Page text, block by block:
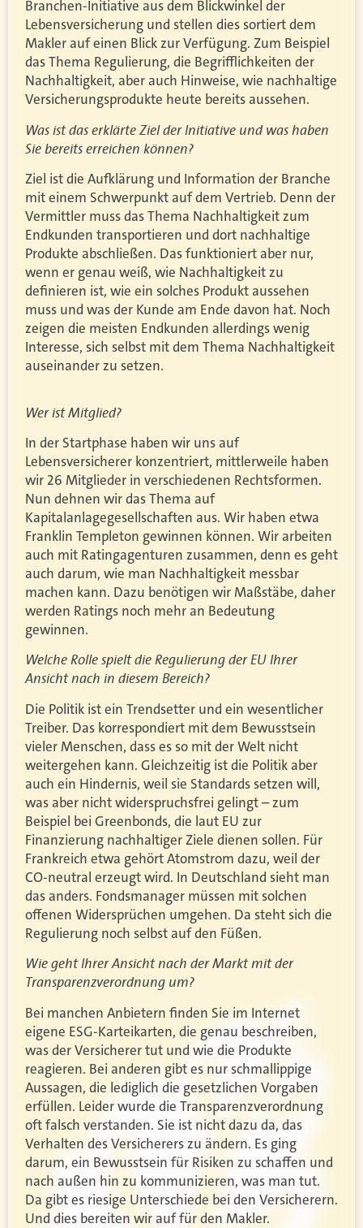
Branchen-Initiative aus dem Blickwinkel der
Lebensversicherung und stellen dies sortiert dem
Makler auf einen Blick zur Verfügung. Zum Beispiel
das Thema Regulierung, die Begrifflichkeiten der
Nachhaltigkeit, aber auch Hinweise, wie nachhaltige
Versicherungsprodukte heute bereits aussehen.
Was ist das erklärte Ziel der Initiative und was haben
Sie bereits erreichen können?
Ziel ist die Aufklärung und Information der Branche
mit einem Schwerpunkt auf dem Vertrieb. Denn der
Vermittler muss das Thema Nachhaltigkeit zum
Endkunden transportieren und dort nachhaltige
Produkte abschließen. Das funktioniert aber nur,
wenn er genau weiß, wie Nachhaltigkeit zu
definieren ist, wie ein solches Produkt aussehen
muss und was der Kunde am Ende davon hat. Noch
zeigen die meisten Endkunden allerdings wenig
Interesse, sich selbst mit dem Thema Nachhaltigkeit
auseinander zu setzen.
Wer ist Mitglied?
In der Startphase haben wir uns auf
Lebensversicherer konzentriert, mittlerweile haben
wir 26 Mitglieder in verschiedenen Rechtsformen.
Nun dehnen wir das Thema auf
Kapitalanlagegesellschaften aus. Wir haben etwa
Franklin Templeton gewinnen können. Wir arbeiten
auch mit Ratingagenturen zusammen, denn es geht
auch darum, wie man Nachhaltigkeit messbar
machen kann. Dazu benötigen wir Maßstäbe, daher
werden Ratings noch mehr an Bedeutung
gewinnen.
Welche Rolle spielt die Regulierung der EU Ihrer
Ansicht nach in diesem Bereich?
Die Politik ist ein Trendsetter und ein wesentlicher
Treiber. Das korrespondiert mit dem Bewusstsein
vieler Menschen, dass es so mit der Welt nicht
weitergehen kann. Gleichzeitig ist die Politik aber
auch ein Hindernis, weil sie Standards setzen will,
was aber nicht widerspruchsfrei gelingt – zum
Beispiel bei Greenbonds, die laut EU zur
Finanzierung nachhaltiger Ziele dienen sollen. Für
Frankreich etwa gehört Atomstrom dazu, weil der
CO-neutral erzeugt wird. In Deutschland sieht man
das anders. Fondsmanager müssen mit solchen
offenen Widersprüchen umgehen. Da steht sich die
Regulierung noch selbst auf den Füßen.
Wie geht Ihrer Ansicht nach der Markt mit der
Transparenzverordnung um?
Bei manchen Anbietern finden Sie im Internet
eigene ESG-Karteikarten, die genau beschreiben,
was der Versicherer tut und wie die Produkte
reagieren. Bei anderen gibt es nur schmallippige
Aussagen, die lediglich die gesetzlichen Vorgaben
erfüllen. Leider wurde die Transparenzverordnung
oft falsch verstanden. Sie ist nicht dazu da, das
Verhalten des Versicherers zu ändern. Es ging
darum, ein Bewusstsein für Risiken zu schaffen und
nach außen hin zu kommunizieren, was man tut.
Da gibt es riesige Unterschiede bei den Versicherern.
Und dies bereiten wir auf für den Makler.